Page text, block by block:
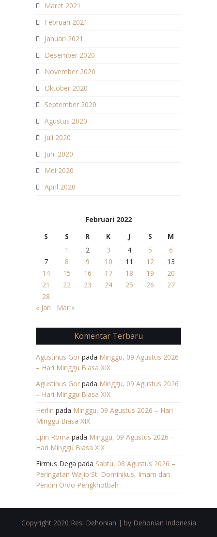
Maret 2021
Februari 2021
Januari 2021
Desember 2020
November 2020
Oktober 2020
September 2020
Agustus 2020
Juli 2020
Juni 2020
Mei 2020
April 2020
Februari 2022
S
S R K J S
M
1
2 3 4 5
6
7
8 9 10 11 12
13
14
15 16 17 18 19
20
21
22 23 24 25 26
27
28
« Jan
Mar »
Komentar Terbaru
Agustinus Gor pada Minggu, 09 Agustus 2026
– Hari Minggu Biasa XIX
Agustinus Gor pada Minggu, 09 Agustus 2026
– Hari Minggu Biasa XIX
Herlin pada Minggu, 09 Agustus 2026 – Hari
Minggu Biasa XIX
Epin Roma pada Minggu, 09 Agustus 2026 –
Hari Minggu Biasa XIX
Firmus Dega pada Sabtu, 08 Agustus 2026 –
Peringatan Wajib St. Dominikus, Imam dan
Pendiri Ordo Pengkhotbah
Copyright 2020 Resi Dehonian | by Dehonian Indonesia